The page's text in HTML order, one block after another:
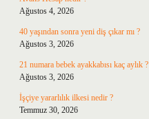
Ağustos 4, 2026
40 yaşından sonra yeni diş çıkar mı ?
Ağustos 3, 2026
21 numara bebek ayakkabısı kaç aylık ?
Ağustos 3, 2026
İşçiye yararlılık ilkesi nedir ?
Temmuz 30, 2026